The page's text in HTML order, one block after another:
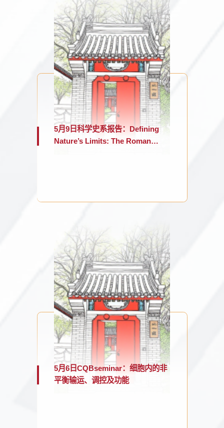
5月9日科学史系报告：Defining
Nature’s Limits: The Roman
5月6日CQBseminar：细胞内的非
平衡输运、调控及功能